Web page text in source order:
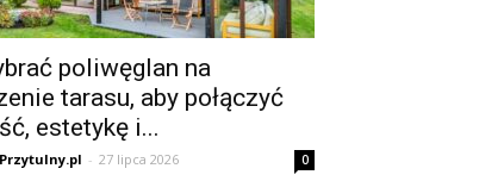
poliwęglan na
tarasu, aby połączyć
estetykę i...
- 27 lipca 2026 0